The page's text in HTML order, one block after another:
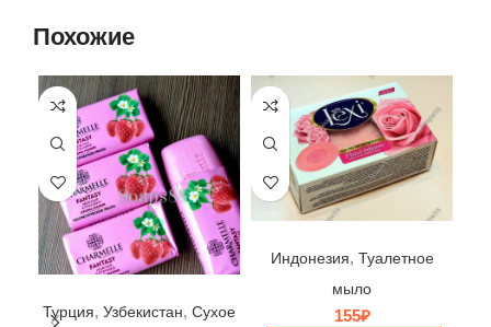
Похожие
Турция, Узбекистан, Cухое
Индонезия, Туалетное
мыло
155₽